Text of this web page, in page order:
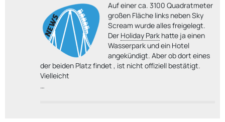
Auf einer ca. 3100 Quadratmeter
großen Fläche links neben Sky
Scream wurde alles freigelegt.
Der Holiday Park hatte ja einen
Wasserpark und ein Hotel
angekündigt. Aber ob dort eines
der beiden Platz findet , ist nicht offiziell bestätigt.
Vielleicht
…